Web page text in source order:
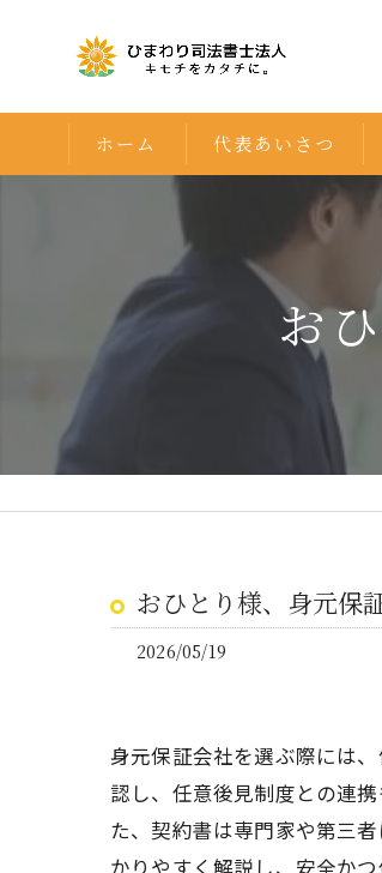
ホーム 代表あいさつ
お
おひとり様、身元保
2026/05/19
身元保証会社を選ぶ際には
認し、任意後見制度との連
た、契約書は専門家や第三
かりやすく解説し、安全か